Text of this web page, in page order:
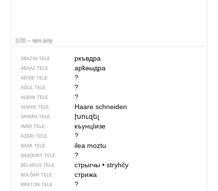
570 – чәч алу
ABAZIN TELE ркъвдра
ABXAZ TELE арҟәыдра
ADIGE TELE ?
AĞUL TELE ?
ALBAN TELE ?
ALMAN TELE Haare schneiden
ÄRMÄN TELE խուզել
AVAR TELE къунцIизе
ÄZERI TELE ?
BASK TELE ilea moztu
BAŞQORT TELE ?
BELARUS TELE стрыгчы• stryhčy
BOLĞAR TELE стрижа
BRETON TELE ?